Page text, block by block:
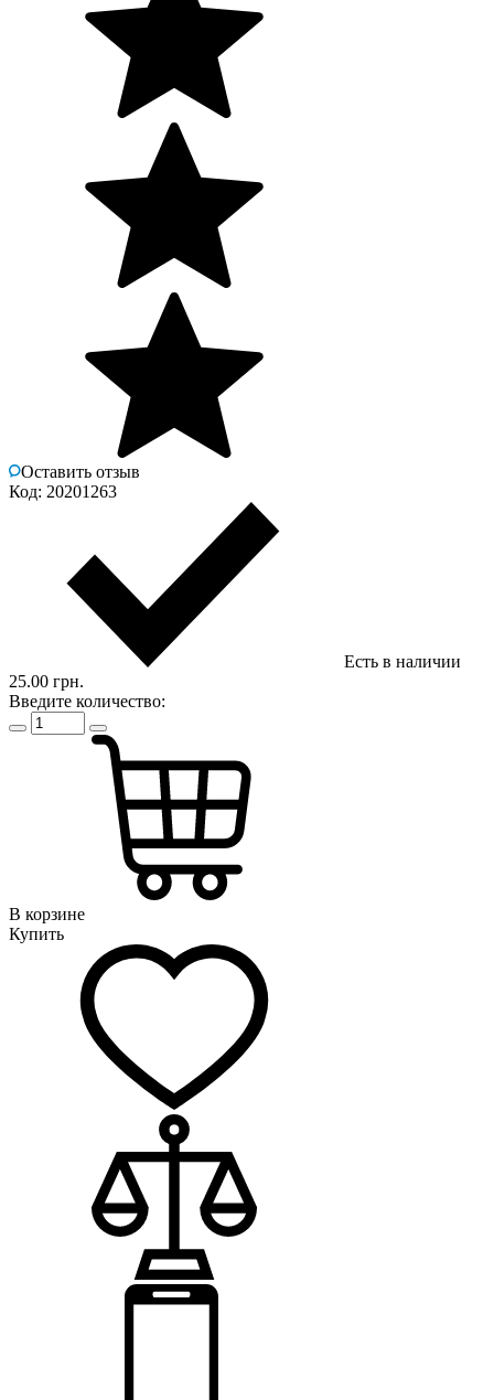
Оставить отзыв
Код: 20201263
Есть в наличии
25.00 грн.
Введите количество:
В корзине
Купить